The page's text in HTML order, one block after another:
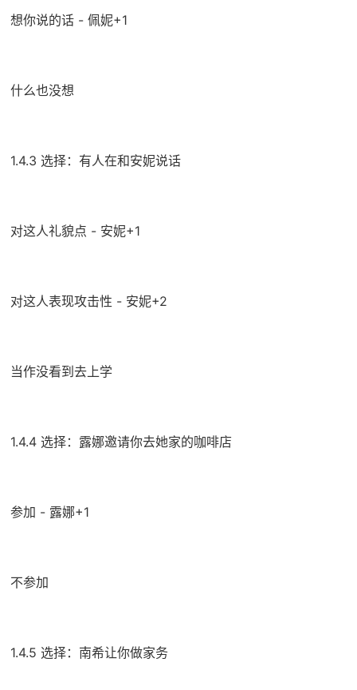
想你说的话 - 佩妮+1
什么也没想
1.4.3 选择：有人在和安妮说话
对这人礼貌点 - 安妮+1
对这人表现攻击性 - 安妮+2
当作没看到去上学
1.4.4 选择：露娜邀请你去她家的咖啡店
参加 - 露娜+1
不参加
1.4.5 选择：南希让你做家务